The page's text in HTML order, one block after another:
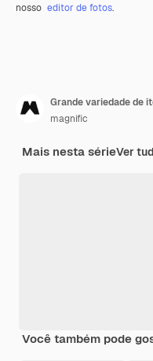
nosso editor de fotos.
Grande variedade de
magnific
Mais nesta sérieVer
Você também pode